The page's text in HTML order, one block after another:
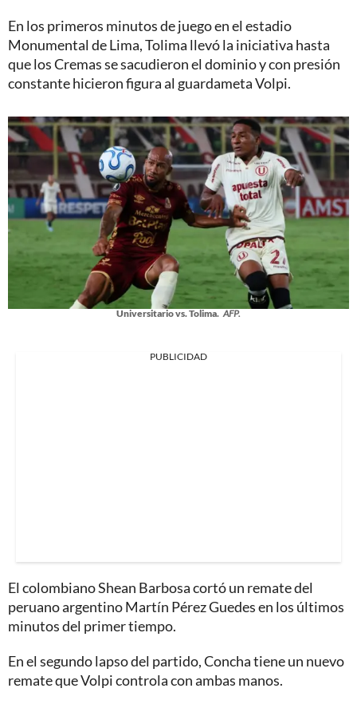
En los primeros minutos de juego en el estadio
Monumental de Lima, Tolima llevó la iniciativa hasta
que los Cremas se sacudieron el dominio y con presión
constante hicieron figura al guardameta Volpi.
Universitario vs. Tolima. AFP.
PUBLICIDAD
El colombiano Shean Barbosa cortó un remate del
peruano argentino Martín Pérez Guedes en los últimos
minutos del primer tiempo.
En el segundo lapso del partido, Concha tiene un nuevo
remate que Volpi controla con ambas manos.